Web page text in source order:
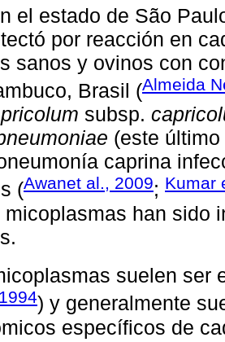
el estado de São
por reacción en
sanos y ovinos con
Brasil (Almeida
subsp.
(este
caprina
(Awanet al., 2009; Kumar
micoplasmas han sido
suelen ser
) y generalmente
específicos de